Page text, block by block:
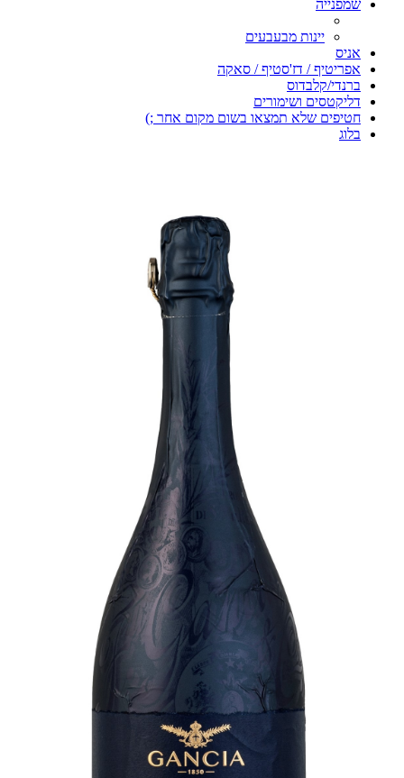
שמפנייה
יינות מבעבעים
אניס
אפריטיף / דז'סטיף / סאקה
ברנדי/קלבדוס
דליקטסים ושימורים
חטיפים שלא תמצאו בשום מקום אחר ;)
בלוג